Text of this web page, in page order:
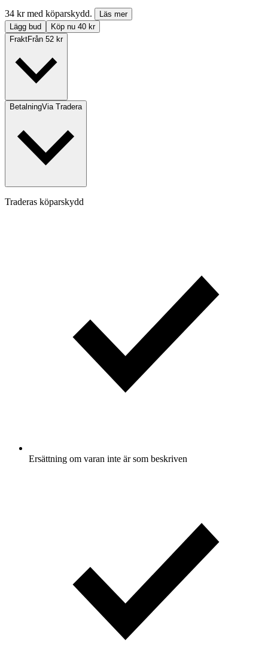
34 kr med köparskydd.
Läs mer
Lägg bud
Köp nu 40 kr
FraktFrån 52 kr
BetalningVia Tradera
Traderas köparskydd
Ersättning om varan inte är som beskriven